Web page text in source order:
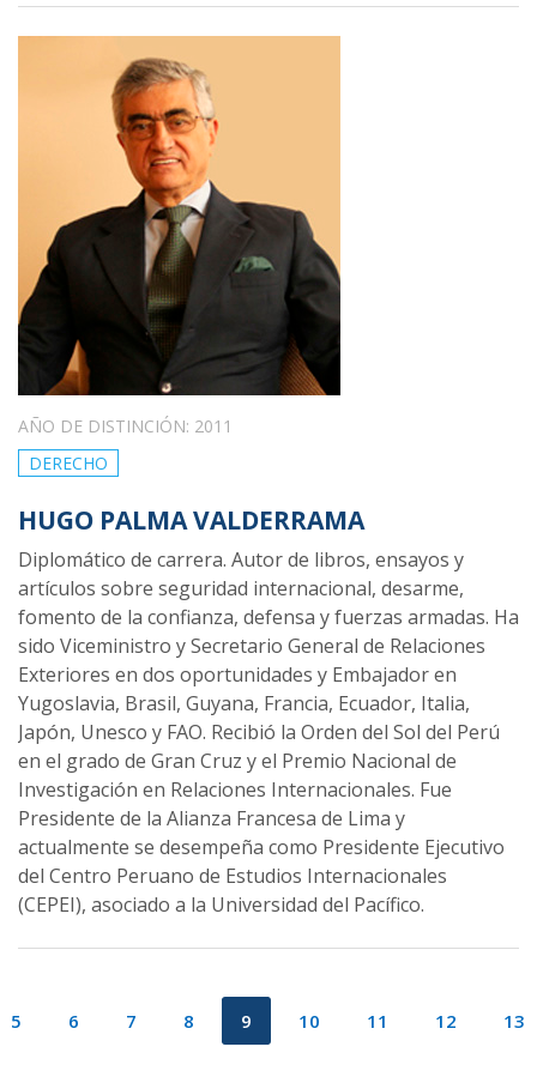
AÑO DE DISTINCIÓN: 2011
DERECHO
HUGO PALMA VALDERRAMA
Diplomático de carrera. Autor de libros, ensayos y
artículos sobre seguridad internacional, desarme,
fomento de la confianza, defensa y fuerzas armadas. Ha
sido Viceministro y Secretario General de Relaciones
Exteriores en dos oportunidades y Embajador en
Yugoslavia, Brasil, Guyana, Francia, Ecuador, Italia,
Japón, Unesco y FAO. Recibió la Orden del Sol del Perú
en el grado de Gran Cruz y el Premio Nacional de
Investigación en Relaciones Internacionales. Fue
Presidente de la Alianza Francesa de Lima y
actualmente se desempeña como Presidente Ejecutivo
del Centro Peruano de Estudios Internacionales
(CEPEI), asociado a la Universidad del Pacífico.
5 6 7 8 9 10 11 12 13